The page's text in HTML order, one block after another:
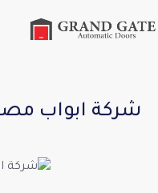
شركة ابواب